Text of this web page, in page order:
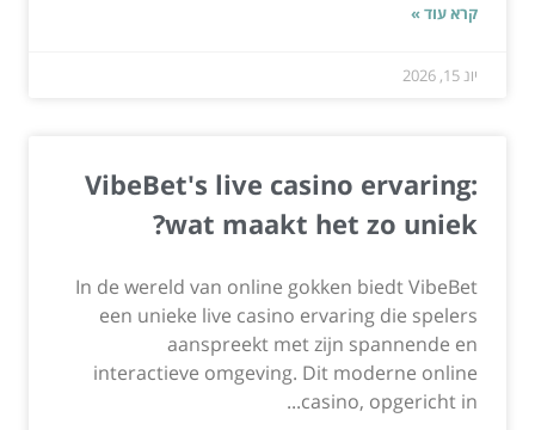
קרא עוד »
יונ 15, 2026
VibeBet's live casino ervaring:
wat maakt het zo uniek?
In de wereld van online gokken biedt VibeBet
een unieke live casino ervaring die spelers
aanspreekt met zijn spannende en
interactieve omgeving. Dit moderne online
casino, opgericht in...